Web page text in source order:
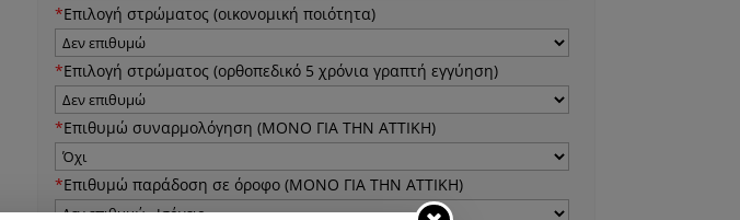
*Επιλογή στρώματος (οικονομική ποιότητα)
*Επιλογή στρώματος (ορθοπεδικό 5 χρόνια γραπτή εγγύηση)
*Επιθυμώ συναρμολόγηση (ΜΟΝΟ ΓΙΑ ΤΗΝ ΑΤΤΙΚΗ)
*Επιθυμώ παράδοση σε όροφο (ΜΟΝΟ ΓΙΑ ΤΗΝ ΑΤΤΙΚΗ)